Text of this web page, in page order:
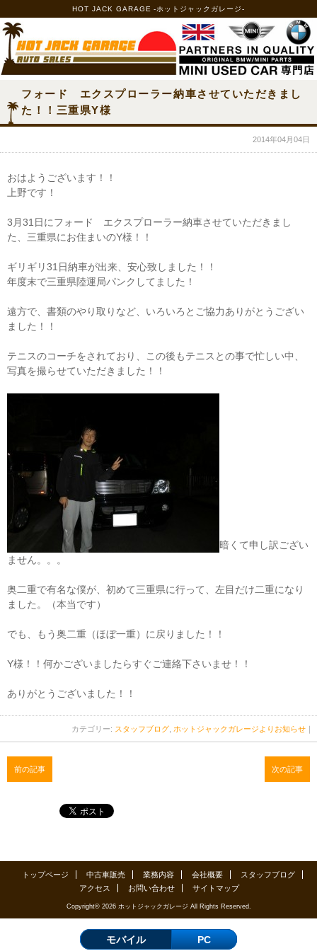
HOT JACK GARAGE -ホットジャックガレージ-
フォード エクスプローラー納車させていただきまし
た！！三重県Y様
2014年04月04日
おはようございます！！
上野です！
3月31日にフォード エクスプローラー納車させていただきまし
た、三重県にお住まいのY様！！
ギリギリ31日納車が出来、安心致しました！！
年度末で三重県陸運局パンクしてました！
遠方で、書類のやり取りなど、いろいろとご協力ありがとうござい
ました！！
テニスのコーチをされており、この後もテニスとの事で忙しい中、
写真を撮らせていただきました！！
暗くて申し訳ござい
ません。。。
奥二重で有名な僕が、初めて三重県に行って、左目だけ二重になり
ました。（本当です）
でも、もう奥二重（ほぼ一重）に戻りました！！
Y様！！何かございましたらすぐご連絡下さいませ！！
ありがとうございました！！
カテゴリー: スタッフブログ ホットジャックガレージよりお知らせ ｜
前の記事 次の記事
トップページ 中古車販売 業務内容 会社概要
スタッフブログ
アクセス
お問い合わせ サイトマップ
Copyright© 2026 ホットジャックガレージ All Rights Reserved.
モバイル PC